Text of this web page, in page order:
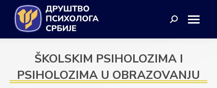
Search:
ŠKOLSKIM PSIHOLOZIMA I
PSIHOLOZIMA U OBRAZOVANJU